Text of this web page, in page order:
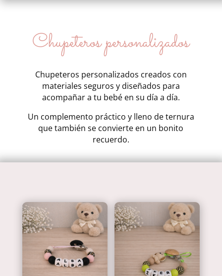
Chupeteros personalizados
Chupeteros personalizados creados con
materiales seguros y diseñados para
acompañar a tu bebé en su día a día.
Un complemento práctico y lleno de ternura
que también se convierte en un bonito
recuerdo.